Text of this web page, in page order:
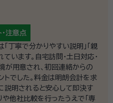
・注意点
丁寧で分かりやすい説明」「親
います。自宅訪問・土日対応・
が用意され、初回連絡からの
トでした。料金は明朗会計を求
説明されると安心して即決す
や他社比較を行ったうえで「専